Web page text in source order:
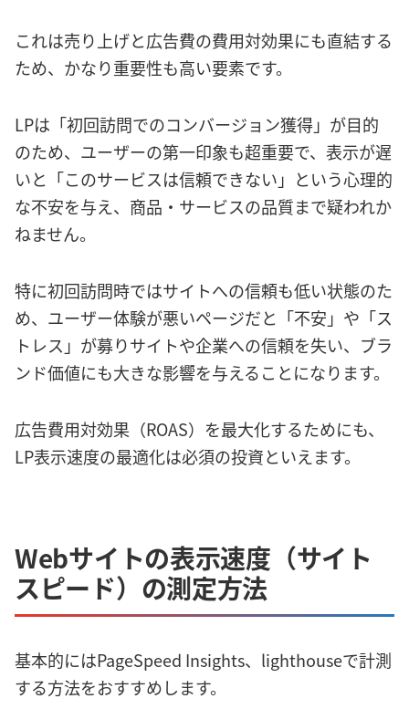
これは売り上げと広告費の費用対効果にも直結する
ため、かなり重要性も高い要素です。
LPは「初回訪問でのコンバージョン獲得」が目的
のため、ユーザーの第一印象も超重要で、表示が遅
いと「このサービスは信頼できない」という心理的
な不安を与え、商品・サービスの品質まで疑われか
ねません。
特に初回訪問時ではサイトへの信頼も低い状態のた
め、ユーザー体験が悪いページだと「不安」や「ス
トレス」が募りサイトや企業への信頼を失い、ブラ
ンド価値にも大きな影響を与えることになります。
広告費用対効果（ROAS）を最大化するためにも、
LP表示速度の最適化は必須の投資といえます。
Webサイトの表示速度（サイト
スピード）の測定方法
基本的にはPageSpeed Insights、lighthouseで計測
する方法をおすすめします。